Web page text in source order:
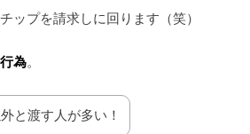
ップを請求しに回ります（笑）
為。
と渡す人が多い！